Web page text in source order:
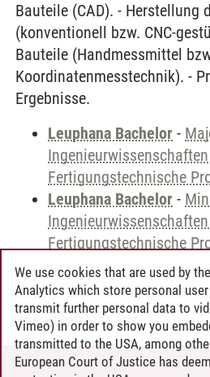
Bauteile (CAD). - Herstellung
(konventionell bzw. CNC-
Bauteile (Handmessmittel
Koordinatenmesstechnik). -
Ergebnisse.
Leuphana Bachelor -
Ingenieurwissenschaften
Fertigungstechnische
Leuphana Bachelor -
Fertigungstechnische
Andreea Tribel 30.06.2024
We use cookies that are used by
Analytics which store personal
transmit further personal data to
Vimeo) in order to show you
transmitted to the USA, among
European Court of Justice has